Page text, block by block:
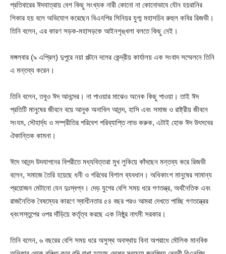
প্রতিবারের ঈদযাত্রায় বেশ কিছু সংখ্যক নারী কোনো না কোনোভাবে যৌন হয়রানির
শিকার হয় বলে অভিযোগ করেছেন বিএনপির সিনিয়র যুগ্ম মহাসচিব রুহুল কবির রিজভী।
তিনি বলেন, এর কারণ সড়ক-মহাসড়কে আইনশৃঙ্খলা বলতে কিছু নেই।
মঙ্গলবার (৯ এপ্রিল) দুপুরে নয়া পল্টনে দলের কেন্দ্রীয় কার্যালয় এক সংবাদ সম্মেলনে তিনি
এ মন্তব্য করেন।
তিনি বলেন, তবুও ঈদ আনন্দের। না পাওয়ার মাঝেও অনেক কিছু পাওয়া। তাই ঈদ
প্রতিটি মানুষের জীবনে বয়ে আনুক অনাবিল আনন্দ, হাসি এবং সমাজ ও রাষ্ট্রীয় জীবনে
সংযম, সৌহার্দ্য ও সম্প্রীতির পরিবেশ পরিব্যাপ্তি লাভ করুক, এটাই হোক ঈদ উৎসবের
ঐকান্তিক কামনা।
ঈদে আনন্দ উদযাপনের বিপরীতে মধ্যবিত্তরা মুখ লুকিয়ে কাঁদছেন মন্তব্য করে রিজভী
বলেন, সমাজে তৈরি হয়েছে ধনী ও গরিবের বিশাল ব্যবধান। অধিকাংশ মানুষের সামান্য
প্রয়োজন মেটানো যেন দুঃস্বপ্ন। দেড় যুগের বেশি সময় ধরে গণতন্ত্র, অর্থনৈতিক এবং
রাজনৈতিক বৈষম্যের কারণে স্বাধীনতার ৫৪ বছর পরও আমরা দেখতে পাচ্ছি গণতন্ত্রের
ধ্বংসস্তুপের ওপর দাঁড়িয়ে কর্তৃত্ব করছে এক নিষ্ঠুর নাৎসী সরকার।
তিনি বলেন, ৬ বছরের বেশি সময় ধরে অসুস্থ অবস্থায় বিনা অপরাধে মৌলিক মানবিক